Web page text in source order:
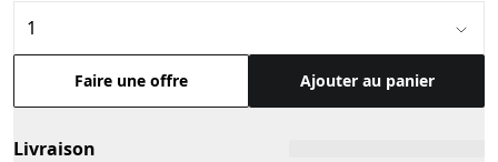
Faire une offre Ajouter au panier
Livraison